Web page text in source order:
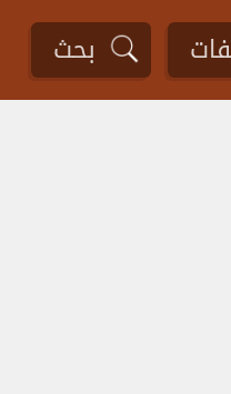
بحث